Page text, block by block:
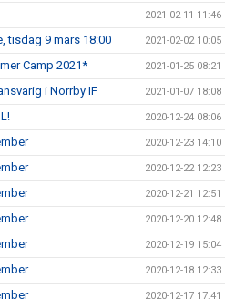
2021-02-11 11:46
tisdag 9 mars 18:00 2021-02-02 10:05
Camp 2021* 2021-01-25 08:21
i Norrby IF 2021-01-07 18:08
2020-12-24 08:06
2020-12-23 14:10
2020-12-22 12:23
2020-12-21 12:51
2020-12-20 12:48
2020-12-19 15:04
2020-12-18 12:33
2020-12-17 17:41